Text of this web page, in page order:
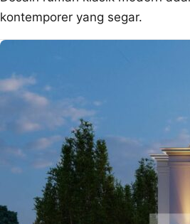
kontemporer yang segar.